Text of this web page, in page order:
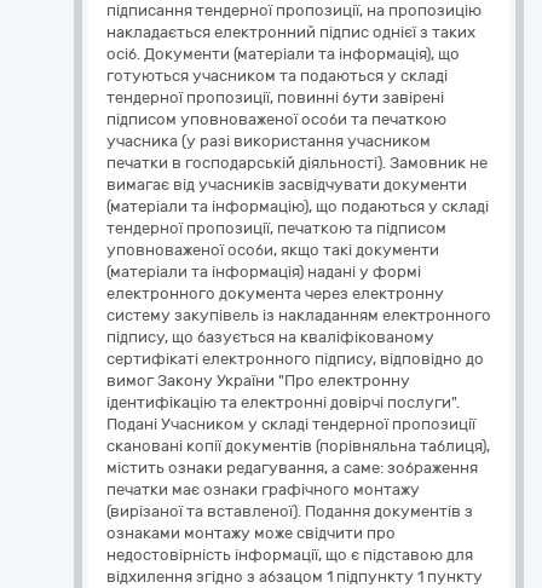
підписання тендерної пропозиції, на пропозицію
накладається електронний підпис однієї з таких
осіб. Документи (матеріали та інформація), що
готуються учасником та подаються у складі
тендерної пропозиції, повинні бути завірені
підписом уповноваженої особи та печаткою
учасника (у разі використання учасником
печатки в господарській діяльності). Замовник не
вимагає від учасників засвідчувати документи
(матеріали та інформацію), що подаються у складі
тендерної пропозиції, печаткою та підписом
уповноваженої особи, якщо такі документи
(матеріали та інформація) надані у формі
електронного документа через електронну
систему закупівель із накладанням електронного
підпису, що базується на кваліфікованому
сертифікаті електронного підпису, відповідно до
вимог Закону України "Про електронну
ідентифікацію та електронні довірчі послуги".
Подані Учасником у складі тендерної пропозиції
скановані копії документів (порівняльна таблиця),
містить ознаки редагування, а саме: зображення
печатки має ознаки графічного монтажу
(вирізаної та вставленої). Подання документів з
ознаками монтажу може свідчити про
недостовірність інформації, що є підставою для
відхилення згідно з абзацом 1 підпункту 1 пункту